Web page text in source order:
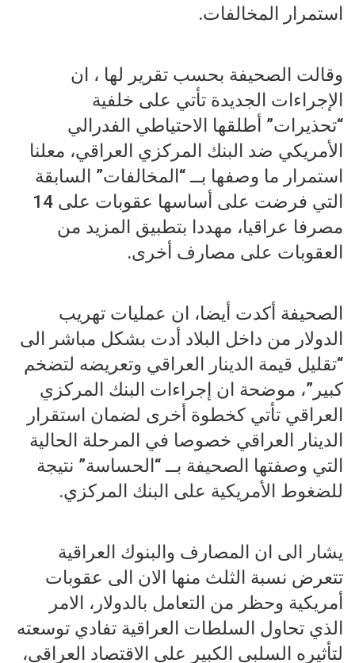
استمرار المخالفات.
وقالت الصحيفة بحسب تقرير لها ، ان
الإجراءات الجديدة تأتي على خلفية
“تحذيرات” أطلقها الاحتياطي الفدرالي
الأمريكي ضد البنك المركزي العراقي، معلنا
استمرار ما وصفها بــ “المخالفات” السابقة
التي فرضت على أساسها عقوبات على 14
مصرفا عراقيا، مهددا بتطبيق المزيد من
العقوبات على مصارف أخرى.
الصحيفة أكدت أيضا، ان عمليات تهريب
الدولار من داخل البلاد أدت بشكل مباشر الى
“تقليل قيمة الدينار العراقي وتعريضه لتضخم
كبير”، موضحة ان إجراءات البنك المركزي
العراقي تأتي كخطوة أخرى لضمان استقرار
الدينار العراقي خصوصا في المرحلة الحالية
التي وصفتها الصحيفة بــ “الحساسة” نتيجة
للضغوط الأمريكية على البنك المركزي.
يشار الى ان المصارف والبنوك العراقية
تتعرض نسبة الثلث منها الان الى عقوبات
أمريكية وحظر من التعامل بالدولار، الامر
الذي تحاول السلطات العراقية تفادي توسعته
لتأثيره السلبي الكبير على الاقتصاد العراقي،